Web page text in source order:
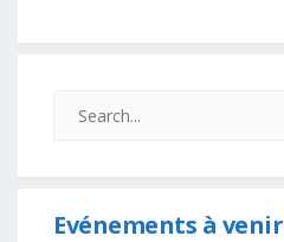
Evénements à venir